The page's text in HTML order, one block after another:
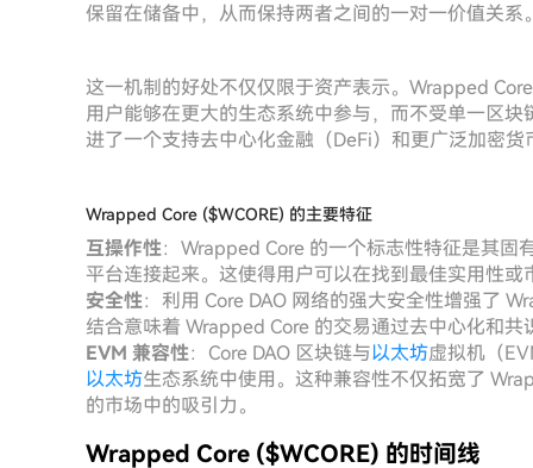
保留在储备中，从而保持两者之间的一对一价值关系
这一机制的好处不仅仅限于资产表示。Wrapped
用户能够在更大的生态系统中参与，而不受单一区
进了一个支持去中心化金融（DeFi）和更广泛加密
Wrapped Core ($WCORE) 的主要特征
互操作性：Wrapped Core 的一个标志性特征是其固
平台连接起来。这使得用户可以在找到最佳实用性
安全性：利用 Core DAO 网络的强大安全性增强了
结合意味着 Wrapped Core 的交易通过去中心化和共
EVM 兼容性：Core DAO 区块链与以太坊虚拟机（
以太坊生态系统中使用。这种兼容性不仅拓宽了
的市场中的吸引力。
Wrapped Core ($WCORE) 的时间线